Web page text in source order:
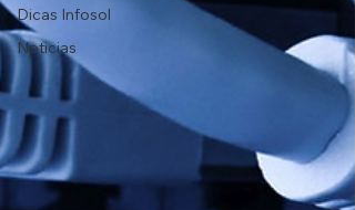
Dicas Infosol
Noticias